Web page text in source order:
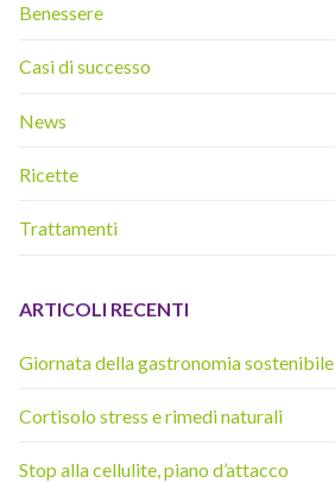
Benessere
Casi di successo
News
Ricette
Trattamenti
ARTICOLI RECENTI
Giornata della gastronomia sostenibile
Cortisolo stress e rimedi naturali
Stop alla cellulite, piano d’attacco